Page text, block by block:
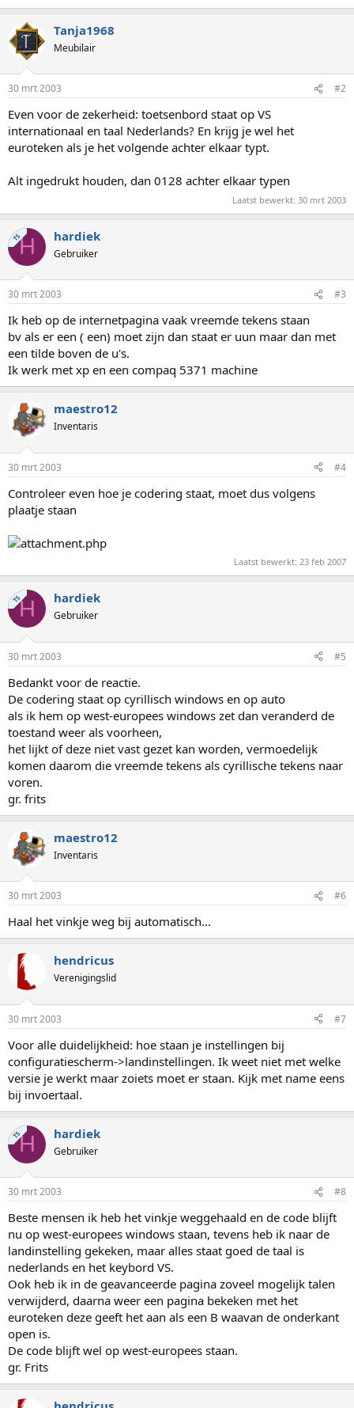
Tanja1968
Meubilair
30 mrt 2003 #2
Even voor de zekerheid: toetsenbord staat op VS
internationaal en taal Nederlands? En krijg je wel het
euroteken als je het volgende achter elkaar typt.
Alt ingedrukt houden, dan 0128 achter elkaar typen
Laatst bewerkt: 30 mrt 2003
TSH hardiek
Gebruiker
30 mrt 2003 #3
Ik heb op de internetpagina vaak vreemde tekens staan
bv als er een ( een) moet zijn dan staat er uun maar dan met
een tilde boven de u's.
Ik werk met xp en een compaq 5371 machine
maestro12
Inventaris
30 mrt 2003 #4
Controleer even hoe je codering staat, moet dus volgens
plaatje staan
Laatst bewerkt: 23 feb 2007
TSH hardiek
Gebruiker
30 mrt 2003 #5
Bedankt voor de reactie.
De codering staat op cyrillisch windows en op auto
als ik hem op west-europees windows zet dan veranderd de
toestand weer als voorheen,
het lijkt of deze niet vast gezet kan worden, vermoedelijk
komen daarom die vreemde tekens als cyrillische tekens naar
voren.
gr. frits
maestro12
Inventaris
30 mrt 2003 #6
Haal het vinkje weg bij automatisch...
hendricus
Verenigingslid
30 mrt 2003 #7
Voor alle duidelijkheid: hoe staan je instellingen bij
configuratiescherm->landinstellingen. Ik weet niet met welke
versie je werkt maar zoiets moet er staan. Kijk met name eens
bij invoertaal.
TSH hardiek
Gebruiker
30 mrt 2003 #8
Beste mensen ik heb het vinkje weggehaald en de code blijft
nu op west-europees windows staan, tevens heb ik naar de
landinstelling gekeken, maar alles staat goed de taal is
nederlands en het keybord VS.
Ook heb ik in de geavanceerde pagina zoveel mogelijk talen
verwijderd, daarna weer een pagina bekeken met het
euroteken deze geeft het aan als een B waavan de onderkant
open is.
De code blijft wel op west-europees staan.
gr. Frits